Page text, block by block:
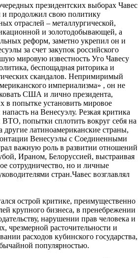
президентских выборах Чавес
и продолжил свою политику
отраслей – металлургической,
и золотодобывающей, а
реформ, заметно укрепил он и
за счет закупок российского
мировую известность Уго Чавесу
беспощадная риторика и
скандалов. Непримиримый
империализма» , он не
США и лично президента,
в попытке установить мировое
на Венесуэлу. Резкая критика
попытки сплотить вокруг себя на
другие латиноамериканские страны,
Венесуэлы с Соединенными
важную роль в развитии отношений
Ираном, Белоруссией, выстраивая
сотрудничество, но и личные
стран.Чавес возглавлял
острой критике, преимущественно
крупного бизнеса, в пренебрежении
нарушении прав человека и
чрезмерной расточительности и
расходов кубинского государства,
популярностью.